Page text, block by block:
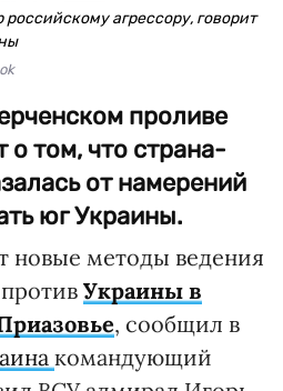
российскому агрессору, говорит
проливе
о том, что страна-
от намерений
юг Украины.
новые методы ведения
Украины в
, сообщил в
командующий